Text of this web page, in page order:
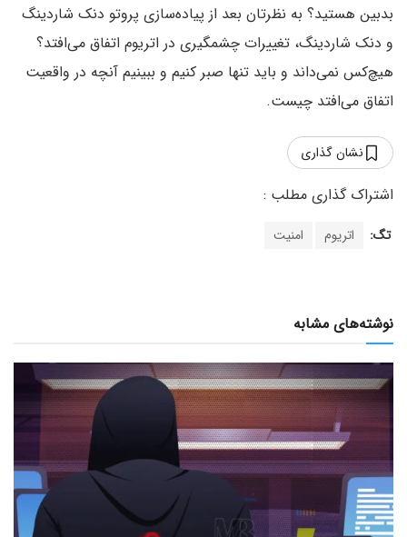
بدبین هستید؟ به نظرتان بعد از پیاده‌سازی پروتو دنک شاردینگ
و دنک شاردینگ، تغییرات چشمگیری در اتریوم اتفاق می‌افتد؟‌
هیچ‌کس نمی‌داند و باید تنها صبر کنیم و ببینیم آنچه در واقعیت
اتفاق می‌افتد چیست.
نشان گذاری
تگ: اتریوم امنیت
نوشته‌های مشابه